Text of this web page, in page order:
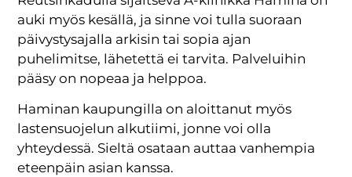
auki myös kesällä, ja sinne voi tulla suoraan
päivystysajalla arkisin tai sopia ajan
puhelimitse, lähetettä ei tarvita. Palveluihin
pääsy on nopeaa ja helppoa.
Haminan kaupungilla on aloittanut myös
lastensuojelun alkutiimi, jonne voi olla
yhteydessä. Sieltä osataan auttaa vanhempia
eteenpäin asian kanssa.